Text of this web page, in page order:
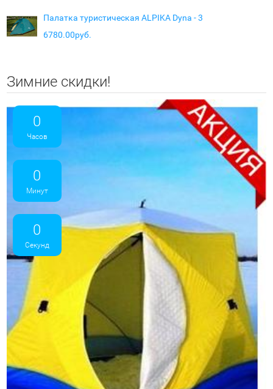
Палатка туристическая ALPIKA Dyna - 3
6780.00руб.
Зимние скидки!
0
Часов
0
Минут
0
Секунд